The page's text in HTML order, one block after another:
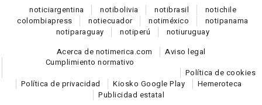
noticiargentina notibolivia notibrasil notichile
colombiapress notiecuador notiméxico notipanama
notiparaguay notiperú notiuruguay
Acerca de notimerica.com
Aviso legal
Cumplimiento normativo
Política de cookies
Política de privacidad
Kiosko Google Play
Hemeroteca
Publicidad estatal